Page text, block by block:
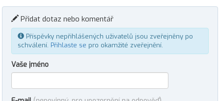
Přidat dotaz nebo komentář
Příspěvky nepřihlášených uživatelů jsou zveřejněny po
schválení. Přihlaste se pro okamžité zveřejnění.
Vaše jméno